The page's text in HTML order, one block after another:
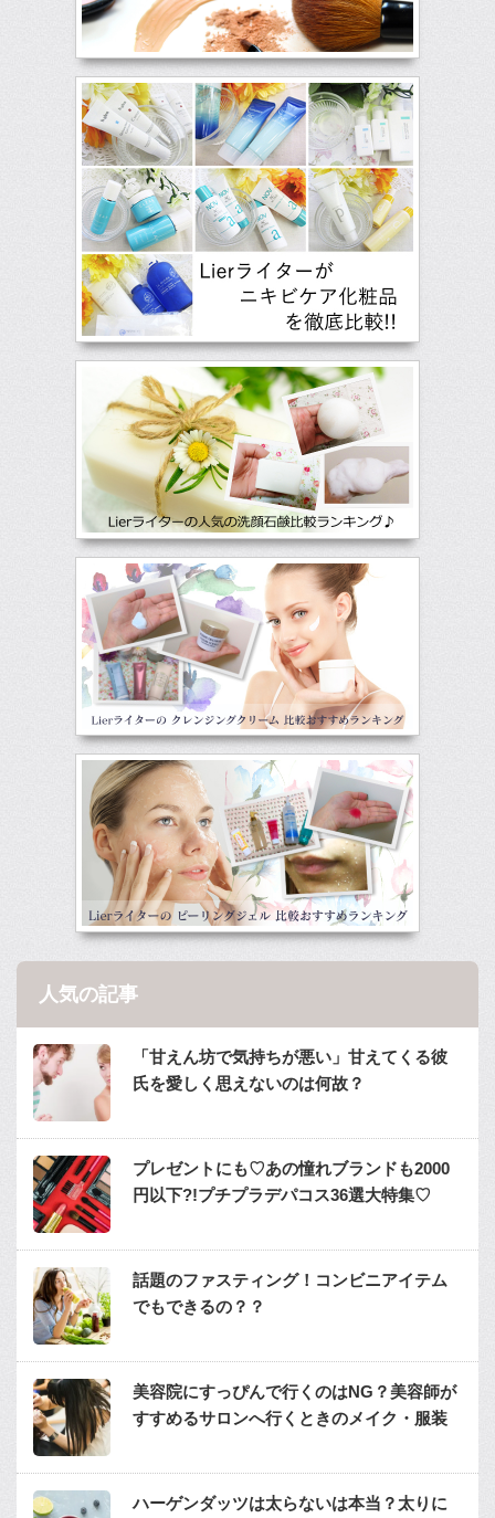
人気の記事
「甘えん坊で気持ちが悪い」甘えてくる彼
氏を愛しく思えないのは何故？
プレゼントにも♡あの憧れブランドも2000
円以下?!プチプラデパコス36選大特集♡
話題のファスティング！コンビニアイテム
でもできるの？？
美容院にすっぴんで行くのはNG？美容師が
すすめるサロンへ行くときのメイク・服装
ハーゲンダッツは太らないは本当？太りに